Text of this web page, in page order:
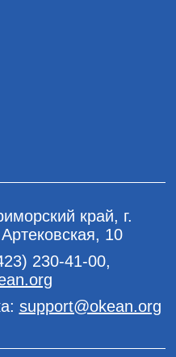
край, г.
10
230-41-00,
support@okean.org